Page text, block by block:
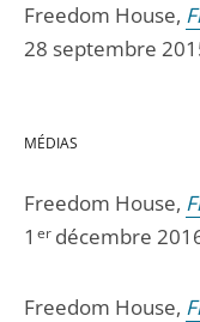
Freedom House,
28 septembre
MÉDIAS
Freedom House,
1 erdécembre
Freedom House,